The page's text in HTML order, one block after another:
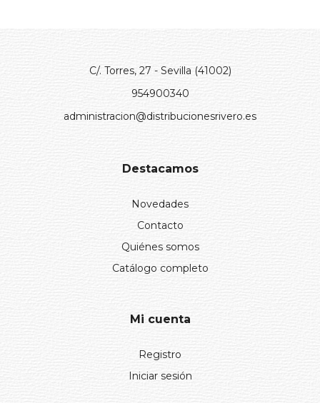
C/. Torres, 27 - Sevilla (41002)
954900340
administracion@distribucionesrivero.es
Destacamos
Novedades
Contacto
Quiénes somos
Catálogo completo
Mi cuenta
Registro
Iniciar sesión